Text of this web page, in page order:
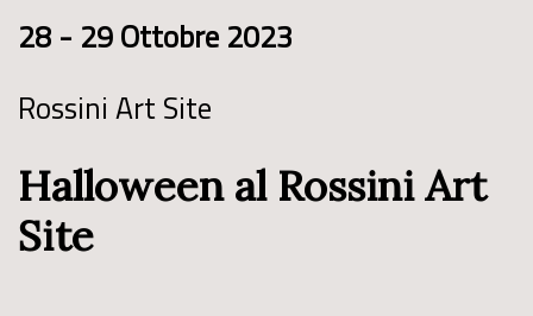
28 - 29 Ottobre 2023
Rossini Art Site
Halloween al Rossini Art
Site